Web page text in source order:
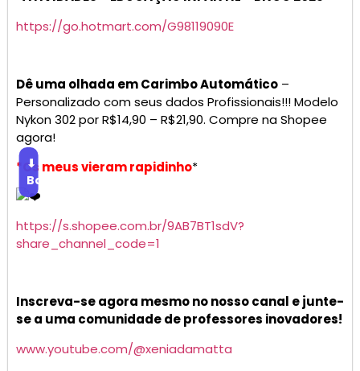
https://go.hotmart.com/G98119090E
Dê uma olhada em Carimbo Automático –
Personalizado com seus dados Profissionais!!! Modelo
Nykon 302 por R$14,90 – R$21,90. Compre na Shopee
agora!
*Os meus vieram rapidinho*
⬇
Baixar
https://s.shopee.com.br/9AB7BT1sdV?
share_channel_code=1
Inscreva-se agora mesmo no nosso canal e junte-
se a uma comunidade de professores inovadores!
www.youtube.com/@xeniadamatta